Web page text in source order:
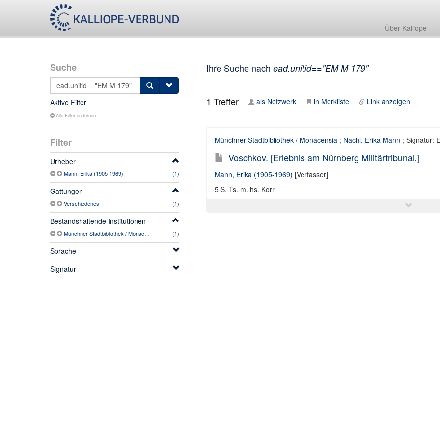
Über Kalliope
Suche
Aktive Filter
Alle Filter entfernen
Filter
Urheber
Mann, Erika (1905-1969) (1)
Gattungen
Verschiedenes (1)
Bestandshaltende Institutionen
Münchner Stadtbibliothek / Monacensia (1)
Sprache
Signatur
Ihre Suche nach ead.unitid=="EM M 179"
1 Treffer als Netzwerk in Merkliste Link anzeigen
Münchner Stadtbibliothek / Monacensia; Nachl. Erika Mann ; Signatur:
Voschkov. [Erlebnis am Nürnberg Militärtribunal.]
Mann, Erika (1905-1969) [Verfasser]
5 S. Ts. m. hs. Korr.